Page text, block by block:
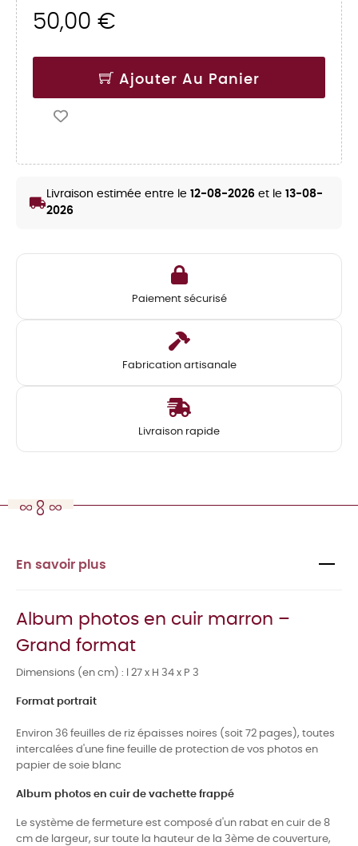
50,00 €
Ajouter Au Panier
local_shipping Livraison estimée entre le 12-08-2026 et le 13-08-
2026
Paiement sécurisé
Fabrication artisanale
Livraison rapide
En savoir plus
Album photos en cuir marron –
Grand format
Dimensions (en cm) : l 27 x H 34 x P 3
Format portrait
Environ 36 feuilles de riz épaisses noires (soit 72 pages), toutes
intercalées d'une fine feuille de protection de vos photos en
papier de soie blanc
Album photos en cuir de vachette frappé
Le système de fermeture est composé d'un rabat en cuir de 8
cm de largeur, sur toute la hauteur de la 3ème de couverture,